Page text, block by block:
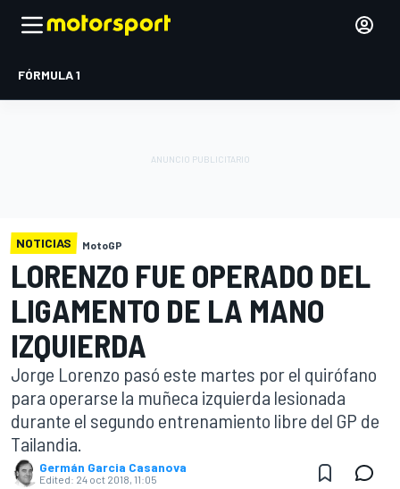
FÓRMULA 1
NOTICIAS MotoGP
LORENZO FUE OPERADO DEL
LIGAMENTO DE LA MANO
IZQUIERDA
Jorge Lorenzo pasó este martes por el quirófano
para operarse la muñeca izquierda lesionada
durante el segundo entrenamiento libre del GP de
Tailandia.
Germán Garcia Casanova
Edited: 24 oct 2018, 11:05